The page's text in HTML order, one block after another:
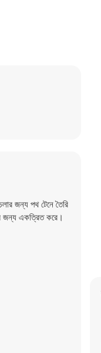
জন্য পথ টেনে তৈরি
জন্য একত্রিত করে।